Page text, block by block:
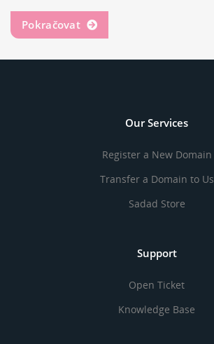
Our Services
Register a New Domain
Transfer a Domain to Us
Sadad Store
Support
Open Ticket
Knowledge Base